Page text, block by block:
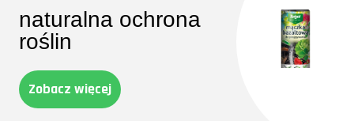
naturalna ochrona
roślin
Zobacz więcej